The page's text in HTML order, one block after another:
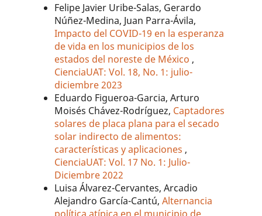
Felipe Javier Uribe-Salas, Gerardo
Núñez-Medina, Juan Parra-Ávila,
Impacto del COVID-19 en la esperanza
de vida en los municipios de los
estados del noreste de México ,
CienciaUAT: Vol. 18, No. 1: julio-
diciembre 2023
Eduardo Figueroa-Garcia, Arturo
Moisés Chávez-Rodríguez, Captadores
solares de placa plana para el secado
solar indirecto de alimentos:
características y aplicaciones ,
CienciaUAT: Vol. 17 No. 1: Julio-
Diciembre 2022
Luisa Álvarez-Cervantes, Arcadio
Alejandro García-Cantú,Alternancia